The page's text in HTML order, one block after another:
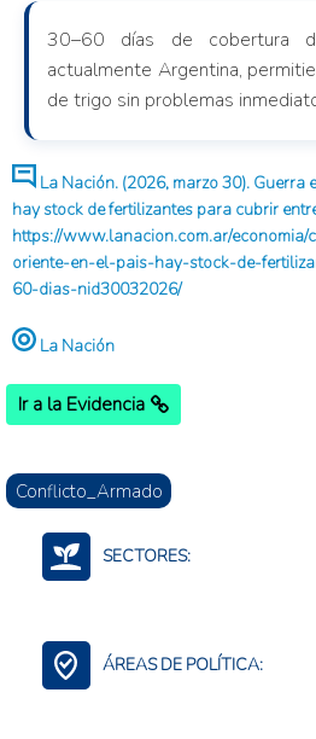
30–60 días de cobertura
actualmente Argentina,
de trigo sin problemas
La Nación. (2026, marzo 30). Guerra
hay stock de fertilizantes para cubrir
https://www.lanacion.com.ar/
oriente-en-el-pais-hay-stock-de-
60-dias-nid30032026/
La Nación
Ir a la Evidencia
Conflicto_Armado
SECTORES:
ÁREAS DE POLÍTICA: